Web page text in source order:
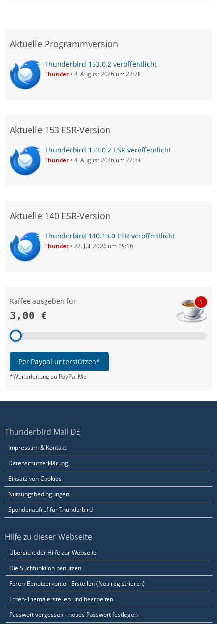
Aktuelle Programmversion
Thunderbird 153.0.2 veröffentlicht
Thunder 4. August 2026 um 22:28
Aktuelle 153 ESR-Version
Thunderbird 153.0.2 ESR veröffentlicht
Thunder 4. August 2026 um 22:34
Aktuelle 140 ESR-Version
Thunderbird 140.13.0 ESR veröffentlicht
Thunder 22. Juli 2026 um 19:16
Kaffee ausgeben für:
3,00 €
1
Per Paypal unterstützen*
*Weiterleitung zu PayPal.Me
Thunderbird Mail DE
Impressum & Kontakt
Datenschutzerklärung
Einsatz von Cookies
Nutzungsbedingungen
Spendenaufruf für Thunderbird
Hilfe zu dieser Webseite
Übersicht der Hilfe zur Webseite
Die Suchfunktion benutzen
Foren-Benutzerkonto - Erstellen (Neu registrieren)
Foren-Thema erstellen und bearbeiten
Passwort vergessen - neues Passwort festlegen